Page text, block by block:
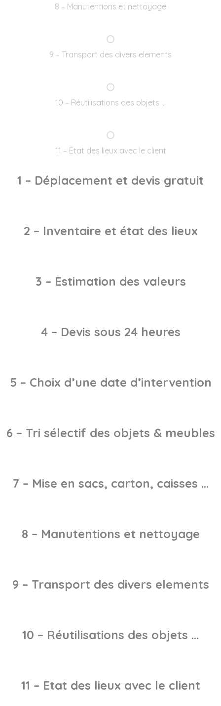
8 – Manutentions et nettoyage
9 – Transport des divers elements
10 – Réutilisations des objets …
11 – Etat des lieux avec le client
1 – Déplacement et devis gratuit
2 – Inventaire et état des lieux
3 – Estimation des valeurs
4 – Devis sous 24 heures
5 – Choix d’une date d’intervention
6 – Tri sélectif des objets & meubles
7 – Mise en sacs, carton, caisses …
8 – Manutentions et nettoyage
9 – Transport des divers elements
10 – Réutilisations des objets …
11 – Etat des lieux avec le client